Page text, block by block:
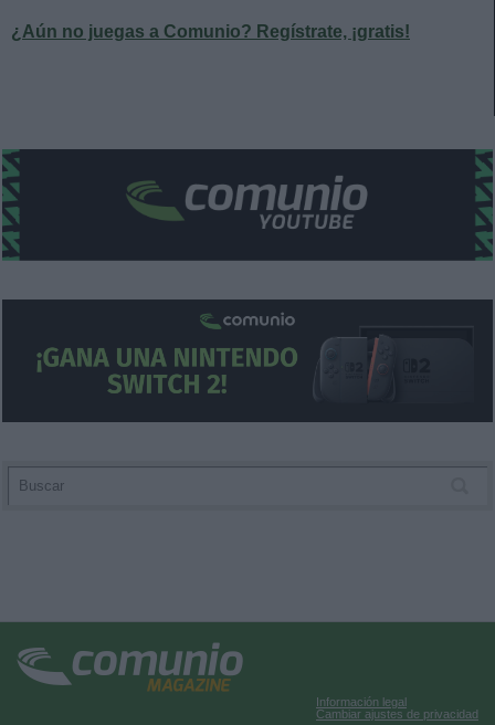
¿Aún no juegas a Comunio? Regístrate, ¡gratis!
Información legal
Cambiar ajustes de privacidad